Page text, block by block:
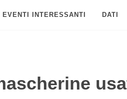
EVENTI INTERESSANTI DATI